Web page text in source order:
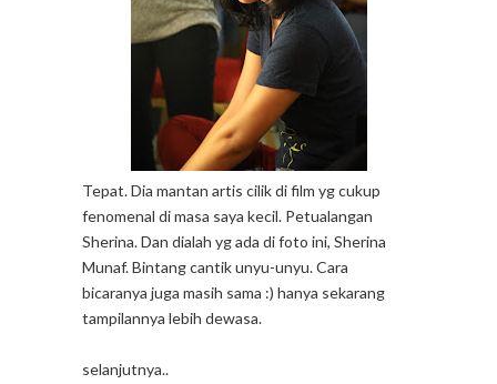
Tepat. Dia mantan artis cilik di film yg cukup
fenomenal di masa saya kecil. Petualangan
Sherina. Dan dialah yg ada di foto ini, Sherina
Munaf. Bintang cantik unyu-unyu. Cara
bicaranya juga masih sama :) hanya sekarang
tampilannya lebih dewasa.
selanjutnya..